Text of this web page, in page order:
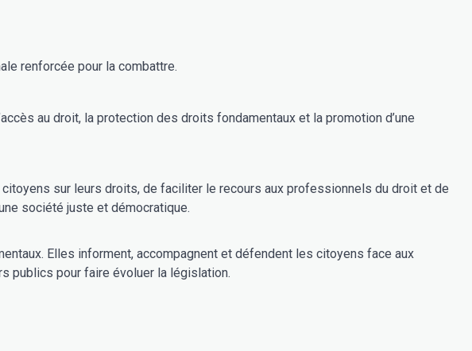
renforcée pour la combattre.
au droit, la protection des droits fondamentaux et la promotion d’une
sur leurs droits, de faciliter le recours aux professionnels du droit et de
société juste et démocratique.
Elles informent, accompagnent et défendent les citoyens face aux
publics pour faire évoluer la législation.